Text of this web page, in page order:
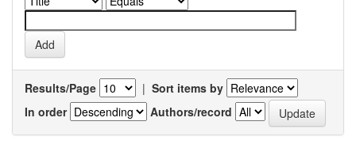
Results/Page | Sort items by
In order
Authors/record